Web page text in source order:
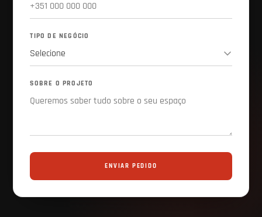
TIPO DE NEGÓCIO
SOBRE O PROJETO
ENVIAR PEDIDO